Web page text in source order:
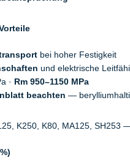
bei hoher Festigkeit
und elektrische
· Rm 950–1150 MPa
beachten —
K250, K80, MA125, SH253